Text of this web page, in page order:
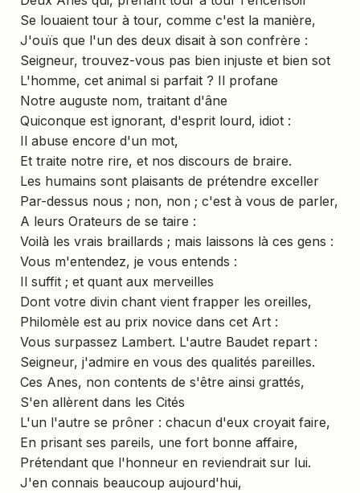
Se louaient tour à tour, comme c'est la manière,
J'ouïs que l'un des deux disait à son confrère :
Seigneur, trouvez-vous pas bien injuste et bien sot
L'homme, cet animal si parfait ? Il profane
Notre auguste nom, traitant d'âne
Quiconque est ignorant, d'esprit lourd, idiot :
Il abuse encore d'un mot,
Et traite notre rire, et nos discours de braire.
Les humains sont plaisants de prétendre exceller
Par-dessus nous ; non, non ; c'est à vous de parler,
A leurs Orateurs de se taire :
Voilà les vrais braillards ; mais laissons là ces gens :
Vous m'entendez, je vous entends :
Il suffit ; et quant aux merveilles
Dont votre divin chant vient frapper les oreilles,
Philomèle est au prix novice dans cet Art :
Vous surpassez Lambert. L'autre Baudet repart :
Seigneur, j'admire en vous des qualités pareilles.
Ces Anes, non contents de s'être ainsi grattés,
S'en allèrent dans les Cités
L'un l'autre se prôner : chacun d'eux croyait faire,
En prisant ses pareils, une fort bonne affaire,
Prétendant que l'honneur en reviendrait sur lui.
J'en connais beaucoup aujourd'hui,